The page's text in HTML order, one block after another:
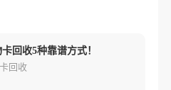
回收5种靠谱方式！
回收